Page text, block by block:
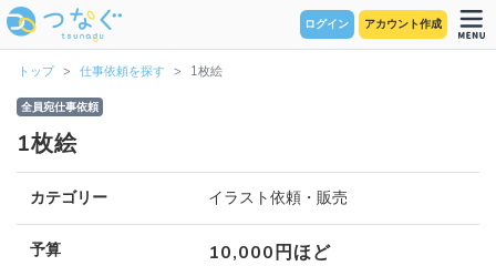
ログイン アカウント作成
トップ 仕事依頼を探す 1枚絵
全員宛仕事依頼
1枚絵
カテゴリー イラスト依頼・販売
予算 10,000円ほど